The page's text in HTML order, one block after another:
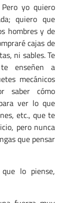
yo quiero
quiero que
hombres y de
cajas de
ni sables. Te
te enseñen a
mecánicos
saber cómo
ver lo que
etc., que te
pero nunca
que pensar
lo piense,